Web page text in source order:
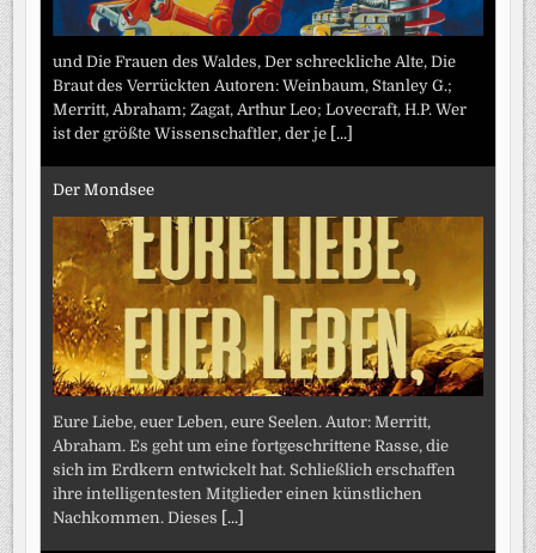
und Die Frauen des Waldes, Der schreckliche Alte, Die
Braut des Verrückten Autoren: Weinbaum, Stanley G.;
Merritt, Abraham; Zagat, Arthur Leo; Lovecraft, H.P. Wer
ist der größte Wissenschaftler, der je [...]
Der Mondsee
Eure Liebe, euer Leben, eure Seelen. Autor: Merritt,
Abraham. Es geht um eine fortgeschrittene Rasse, die
sich im Erdkern entwickelt hat. Schließlich erschaffen
ihre intelligentesten Mitglieder einen künstlichen
Nachkommen. Dieses [...]